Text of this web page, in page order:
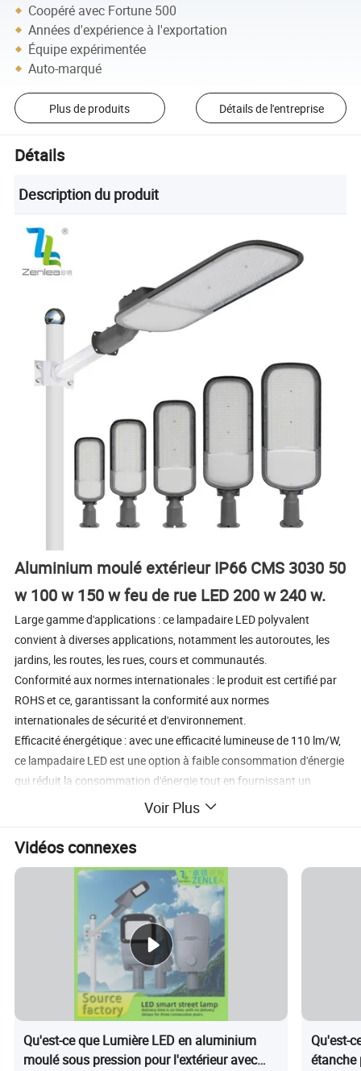
Coopéré avec Fortune 500
Années d'expérience à l'exportation
Équipe expérimentée
Auto-marqué
Plus de produits Détails de l'entreprise
Détails
Description du produit
Aluminium moulé extérieur IP66 CMS 3030 50
w 100 w 150 w feu de rue LED 200 w 240 w.
Large gamme d'applications : ce lampadaire LED polyvalent
convient à diverses applications, notamment les autoroutes, les
jardins, les routes, les rues, cours et communautés.
Conformité aux normes internationales : le produit est certifié par
ROHS et ce, garantissant la conformité aux normes
internationales de sécurité et d'environnement.
Efficacité énergétique : avec une efficacité lumineuse de 110 lm/W,
ce lampadaire LED est une option à faible consommation d'énergie
qui réduit la consommation d'énergie tout en fournissant un
50,000 heures, garantissant ainsi des performances fiables et
Voir Plus
Vidéos connexes
Qu'est-ce que Lumière LED en aluminium
moulé sous pression pour l'extérieur avec
Qu'est-
étanche